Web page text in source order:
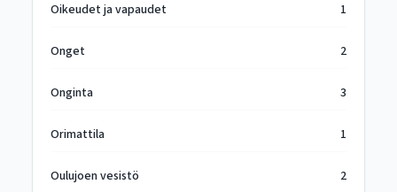
Oikeudet ja vapaudet 1
Onget 2
Onginta 3
Orimattila 1
Oulujoen vesistö 2